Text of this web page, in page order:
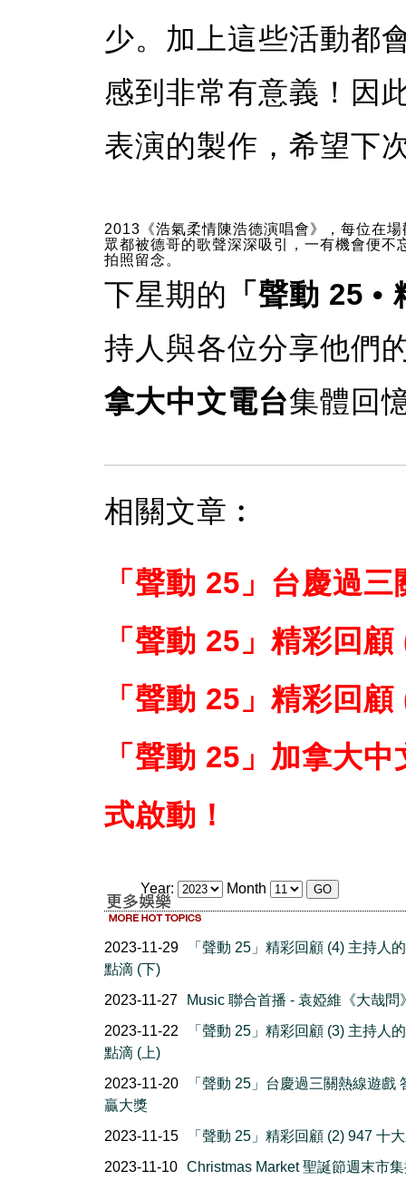
少。加上這些活動都
感到非常有意義！因
表演的製作，希望下
2013《浩氣柔情陳浩德演唱會》，每位在場
眾都被德哥的歌聲深深吸引，一有機會便不
拍照留念。
下星期的 「聲動 25 •
持人與各位分享他們
拿大中文電台集體回
相關文章︰
「聲動 25」台慶過
「聲動 25」精彩回
「聲動 25」精彩回
「聲動 25」加拿大
式啟動！
Year: Month
2023-11-29
「聲動 25」精彩回顧 (4) 主持人
點滴 (下)
2023-11-27
Music 聯合首播 - 袁婭維《大哉問
2023-11-22
「聲動 25」精彩回顧 (3) 主持人
點滴 (上)
2023-11-20
「聲動 25」台慶過三關熱線遊戲
贏大獎
2023-11-15
「聲動 25」精彩回顧 (2) 947 十
2023-11-10 Christmas Market 聖誕節週末市